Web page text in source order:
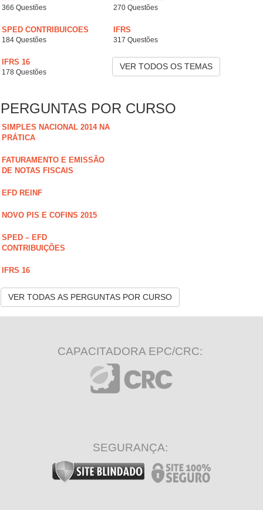
366 Questões 270 Questões
SPED CONTRIBUICOES
184 Questões
IFRS
317 Questões
IFRS 16
178 Questões
VER TODOS OS TEMAS
PERGUNTAS POR CURSO
SIMPLES NACIONAL 2014 NA
PRÁTICA
FATURAMENTO E EMISSÃO
DE NOTAS FISCAIS
EFD REINF
NOVO PIS E COFINS 2015
SPED – EFD
CONTRIBUIÇÕES
IFRS 16
VER TODAS AS PERGUNTAS POR CURSO
CAPACITADORA EPC/CRC:
SEGURANÇA: